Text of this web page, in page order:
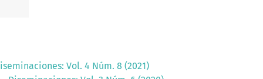
Vol. 4 Núm. 8 (2021)